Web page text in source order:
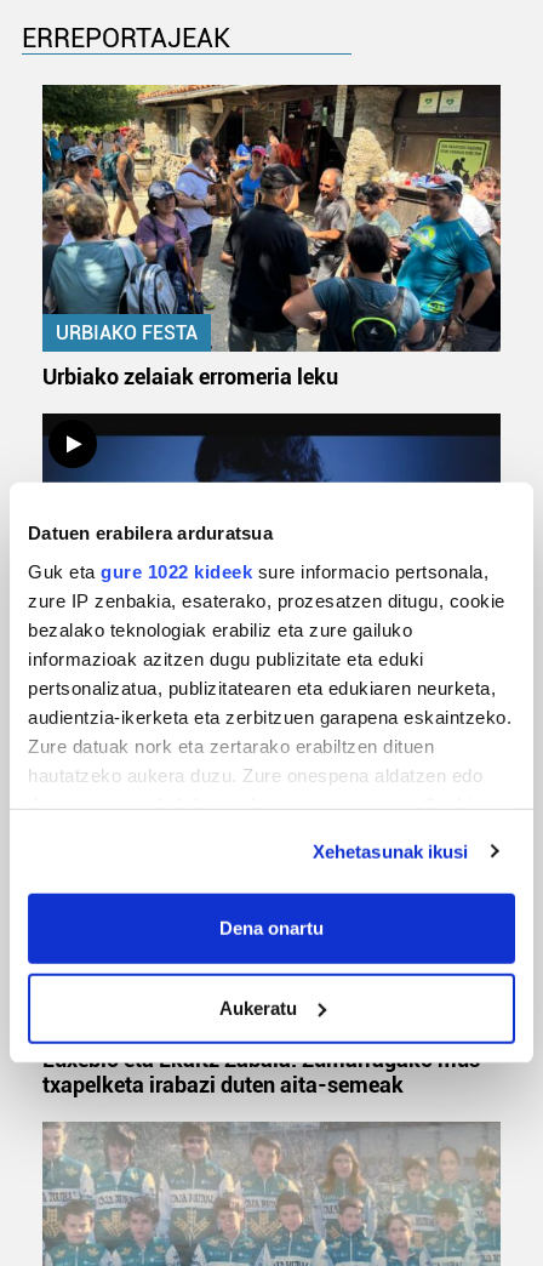
Datuen erabilera arduratsua
Guk eta gure 1022 kideek sure informacio pertsonala,
zure IP zenbakia, esaterako, prozesatzen ditugu, cookie
bezalako teknologiak erabiliz eta zure gailuko
informazioak azitzen dugu publizitate eta eduki
pertsonalizatua, publizitatearen eta edukiaren neurketa,
audientzia-ikerketa eta zerbitzuen garapena eskaintzeko.
Zure datuak nork eta zertarako erabiltzen dituen
hautatzeko aukera duzu. Zure onespena aldatzen edo
If you allow, we would also like to:
Collect information about your geographical
meters
Identify your device by actively scanning it for
specific characteristics (fingerprinting)
Find out more about how your personal data is processed
and set your preferences in the
Guk eta gure bazkideek zure datu pertsonalak
prozesatzen ditugu, zure IP zenbakia, besteak beste,
teknologia erabiliz, cookieak adibidez, iragarki eta eduki
pertsonalizatuak eskaintzeko, iragarkiak eta edukia
Xehetasunak ikusi
Dena onartu
Aukeratu
ERREPORTAJEAK
URBIAKO FESTA
Urbiako zelaiak erromeria leku
MUSIKA
Odik berria ezagutzeko aukera 'KimiK' eta
'Amaaaa!' abestiekin
Euxebio eta Ekaitz Zabala: Zumarragako mus
txapelketa irabazi duten aita-semeak